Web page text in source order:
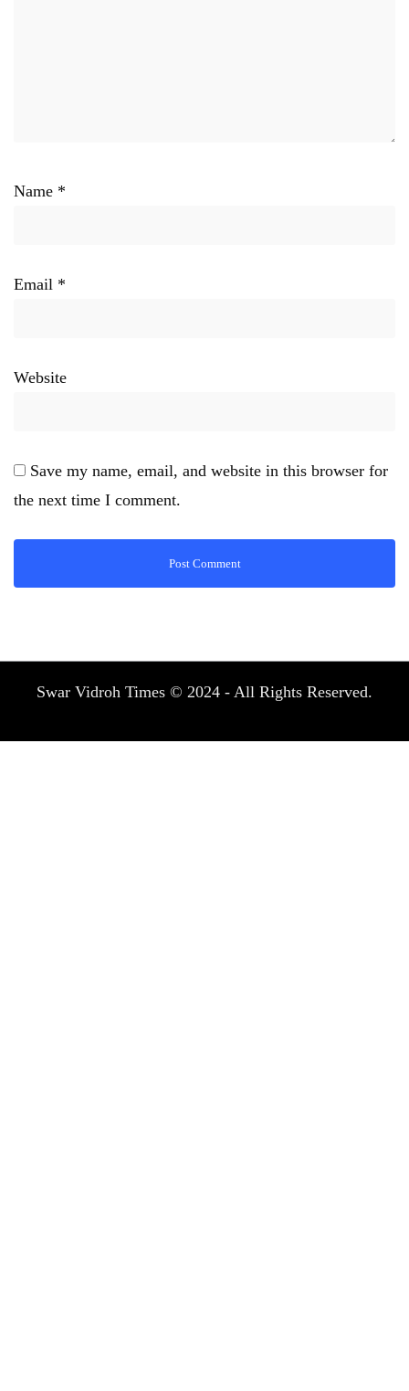
Name *
Email *
Website
Save my name, email, and website in this browser for
the next time I comment.
Swar Vidroh Times © 2024 - All Rights Reserved.